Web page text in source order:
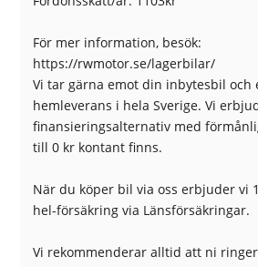
ISOFIX-fästen bak
Multifunktionsratt
Parkeringsassistans
Rattvärme
Servostyrning
Sportstolar
Startspärr
Uppvärmda spolare
Yttertemperaturmätare
För mer information, besök:
https://rwmotor.se/lagerbilar/
Vi tar gärna emot din inbytesbil och
hemleverans i hela Sverige. Vi
finansieringsalternativ med
till 0 kr kontant finns.
När du köper bil via oss erbjuder vi
hel-försäkring via Länsförsäkringar.
Vi rekommenderar alltid att ni